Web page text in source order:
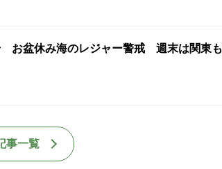
お盆休み海のレジャー警戒 週末は関東も
事一覧